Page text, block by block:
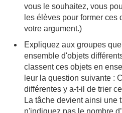
vous le souhaitez, vous
les élèves pour former
votre argument.)
Expliquez aux groupes
ensemble d'objets
classent ces objets en
leur la question suivante :
différentes y a-t-il de trier
La tâche devient ainsi une
n'indiquez pas le nombre